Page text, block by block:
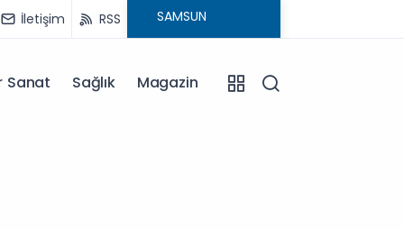
İletişim RSS
Sanat Sağlık Magazin